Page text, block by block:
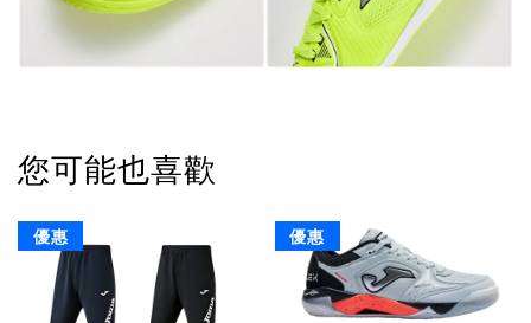
您可能也喜歡
優惠 優惠